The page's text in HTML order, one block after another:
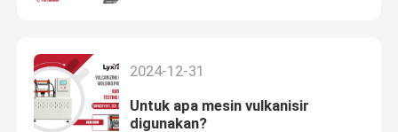
2024-12-31
Untuk apa mesin vulkanisir
digunakan?